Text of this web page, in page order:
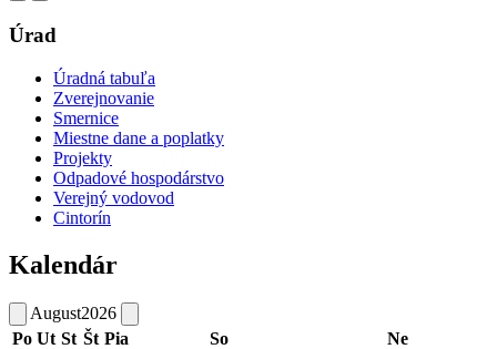
Úrad
Úradná tabuľa
Zverejnovanie
Smernice
Miestne dane a poplatky
Projekty
Odpadové hospodárstvo
Verejný vodovod
Cintorín
Kalendár
August2026
Po Ut St Št Pia So Ne